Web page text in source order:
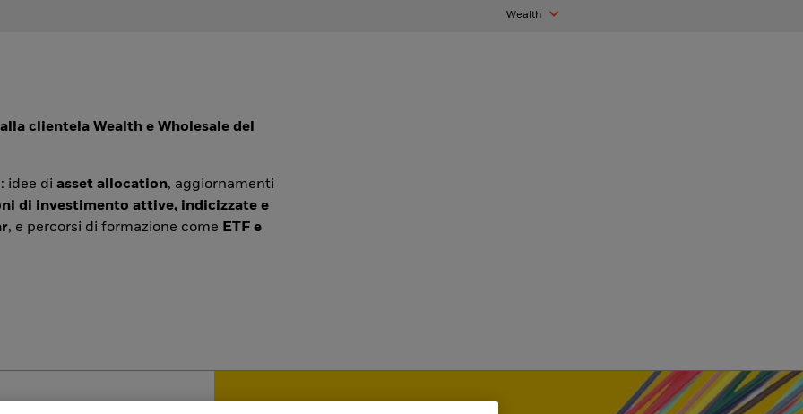
Wealth
alla clientela Wealth e Wholesale del
idee di asset allocation, aggiornamenti
di investimento attive, indicizzate e
, e percorsi di formazione come ETF e